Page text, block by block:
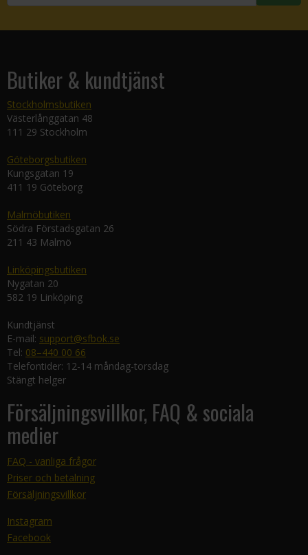
Butiker & kundtjänst
Stockholmsbutiken
Västerlånggatan 48
111 29 Stockholm
Göteborgsbutiken
Kungsgatan 19
411 19 Göteborg
Malmöbutiken
Södra Förstadsgatan 26
211 43 Malmö
Linköpingsbutiken
Nygatan 20
582 19 Linköping
Kundtjänst
E-mail: support@sfbok.se
Tel: 08–440 00 66
Telefontider: 12-14 måndag-torsdag
Stängt helger
Försäljningsvillkor, FAQ & sociala
medier
FAQ - vanliga frågor
Priser och betalning
Försäljningsvillkor
Instagram
Facebook